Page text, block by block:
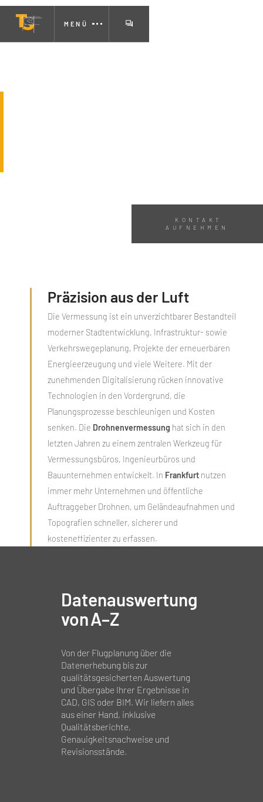
MENÜ
KONTAKT
AUFNEHMEN
Präzision aus der Luft
Die Vermessung ist ein unverzichtbarer Bestandteil
moderner Stadtentwicklung, Infrastruktur- sowie
Verkehrswegeplanung, Projekte der erneuerbaren
Energieerzeugung und viele Weitere. Mit der
zunehmenden Digitalisierung rücken innovative
Technologien in den Vordergrund, die
Planungsprozesse beschleunigen und Kosten
senken. Die Drohnenvermessung hat sich in den
letzten Jahren zu einem zentralen Werkzeug für
Vermessungsbüros, Ingenieurbüros und
Bauunternehmen entwickelt. In Frankfurtnutzen
immer mehr Unternehmen und öffentliche
Auftraggeber Drohnen, um Geländeaufnahmen und
Topografien schneller, sicherer und
kosteneffizienter zu erfassen.
Datenauswertung
von A–Z
Von der Flugplanung über die
Datenerhebung bis zur
qualitätsgesicherten Auswertung
und Übergabe Ihrer Ergebnisse in
CAD, GIS oder BIM. Wir liefern alles
aus einer Hand, inklusive
Qualitätsberichte,
Genauigkeitsnachweise und
Revisionsstände.